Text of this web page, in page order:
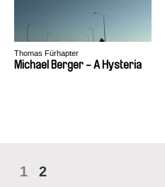
Thomas Fürhapter
Michael Berger - A Hysteria
1 2